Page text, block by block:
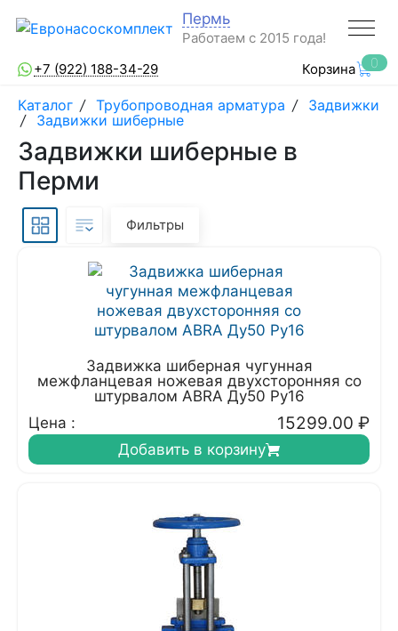
Пермь
Работаем с 2015 года!
+7 (922) 188-34-29
Корзина 0
Каталог / Трубопроводная арматура / Задвижки
/ Задвижки шиберные
Задвижки шиберные в
Перми
Фильтры
Задвижка шиберная чугунная
межфланцевая ножевая двухсторонняя со
штурвалом ABRA Ду50 Ру16
Цена :
15299.00 ₽
Добавить в корзину